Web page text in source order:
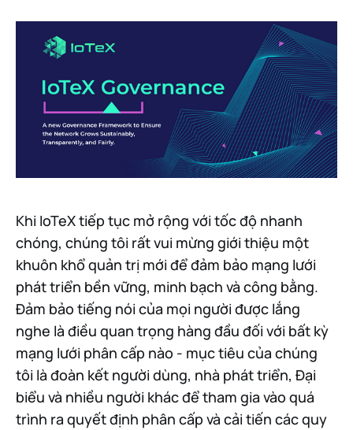
Khi IoTeX tiếp tục mở rộng với tốc độ nhanh
chóng, chúng tôi rất vui mừng giới thiệu một
khuôn khổ quản trị mới để đảm bảo mạng lưới
phát triển bền vững, minh bạch và công bằng.
Đảm bảo tiếng nói của mọi người được lắng
nghe là điều quan trọng hàng đầu đối với bất kỳ
mạng lưới phân cấp nào - mục tiêu của chúng
tôi là đoàn kết người dùng, nhà phát triển, Đại
biểu và nhiều người khác để tham gia vào quá
trình ra quyết định phân cấp và cải tiến các quy